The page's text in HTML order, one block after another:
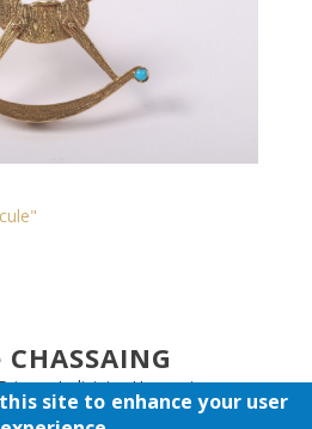
Judiciaire Honoraire
publiques et en partages de famille
site to enhance your user